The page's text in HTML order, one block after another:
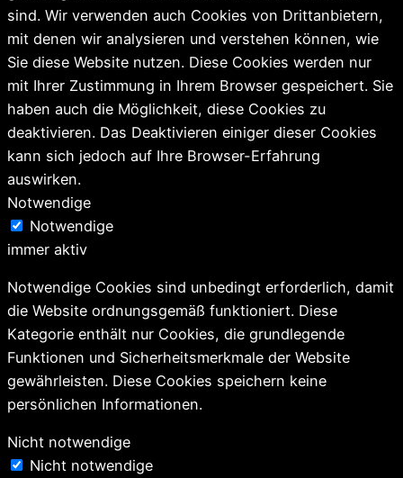
sind. Wir verwenden auch Cookies von Drittanbietern,
mit denen wir analysieren und verstehen können, wie
Sie diese Website nutzen. Diese Cookies werden nur
mit Ihrer Zustimmung in Ihrem Browser gespeichert. Sie
haben auch die Möglichkeit, diese Cookies zu
deaktivieren. Das Deaktivieren einiger dieser Cookies
kann sich jedoch auf Ihre Browser-Erfahrung
auswirken.
Notwendige
Notwendige
immer aktiv
Notwendige Cookies sind unbedingt erforderlich, damit
die Website ordnungsgemäß funktioniert. Diese
Kategorie enthält nur Cookies, die grundlegende
Funktionen und Sicherheitsmerkmale der Website
gewährleisten. Diese Cookies speichern keine
persönlichen Informationen.
Nicht notwendige
Nicht notwendige